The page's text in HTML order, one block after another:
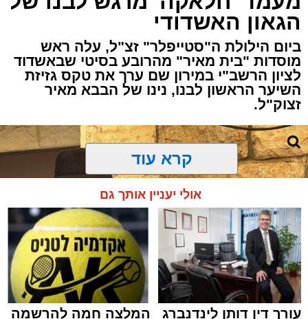
המעמד, שהתקיים ביוזמת 'מעגלים', נערך
בראשות בעל המנגן ר' דודי קאליש, שידוע
בכישרונו להגיש יצירות עומק ברגש יהודי לוהט
ופנימי, כשלצידו ליד השולחן הסיבו, חבושי
שטריימלך, מקהלת "נגינה" המפוארת בליווי הרכב
מוזיקלי מורחב. ואכן, בשעות הבאות נסחפו
המשתתפים על גבי צליליה הענוגים של שבת
הגאון האשדודי
ביום הילולת ה"סטייפלר" זצ"ל, עלה ראש
מוסדות "בית מאיר" מהרובע בסיטי שבאשדוד
לציון הרשב"י במירון שם ערך את טקס גזיזת
השיער הראשון לבנו, נינו של הבבא מאיר
זצוק"ל.
קרא עוד
אולי יעניין אותך גם
עורך דין דותן לינדנברג
המלצה חמה להרשמה